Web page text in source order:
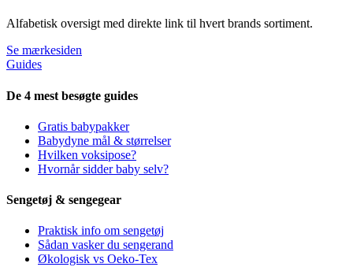
Alfabetisk oversigt med direkte link til hvert brands sortiment.
Se mærkesiden
Guides
De 4 mest besøgte guides
Gratis babypakker
Babydyne mål & størrelser
Hvilken voksipose?
Hvornår sidder baby selv?
Sengetøj & sengegear
Praktisk info om sengetøj
Sådan vasker du sengerand
Økologisk vs Oeko-Tex